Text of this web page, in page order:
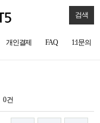
검색
개인결제 FAQ 1:1문의
0건